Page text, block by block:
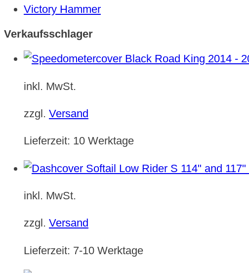
Victory Hammer
Verkaufsschlager
inkl. MwSt.
zzgl. Versand
Lieferzeit: 10 Werktage
inkl. MwSt.
zzgl. Versand
Lieferzeit: 7-10 Werktage